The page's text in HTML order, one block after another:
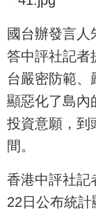
國台辦發言人
答中評社記者
台嚴密防範、
顯惡化了島內
投資意願，到
間。
香港中評社記
22日公布統